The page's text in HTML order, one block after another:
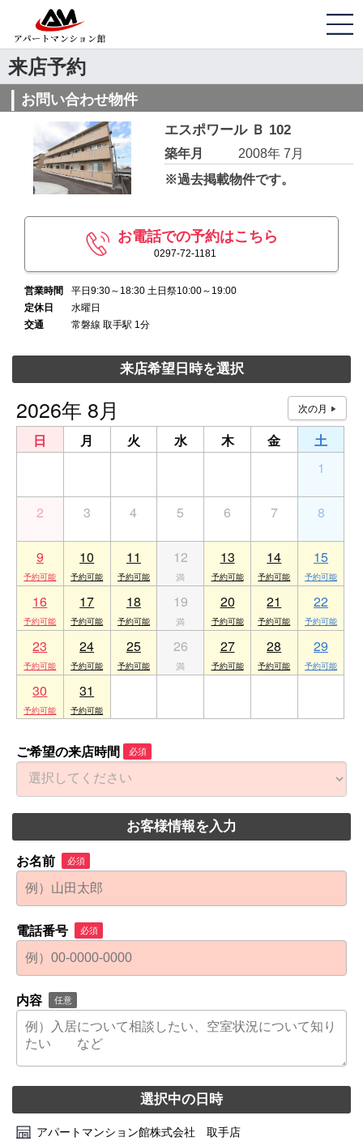
来店予約
お問い合わせ物件
エスポワール Ｂ 102
築年月
2008年 7月
※過去掲載物件です。
お電話での予約はこちら
0297-72-1181
営業時間
平日9:30～18:30 土日祭10:00～19:00
定休日
水曜日
交通
常磐線 取手駅 1分
来店希望日時を選択
2026年 8月
日 月 火 水 木 金
土
1
2 3 4 5 6 7 8
9 10 11 12 13 14 15
16 17 18 19 20 21 22
23 24 25 26 27 28 29
30 31
ご希望の来店時間 必須
お客様情報を入力
お名前 必須
電話番号 必須
内容 任意
選択中の日時
アパートマンション館株式会社 取手店